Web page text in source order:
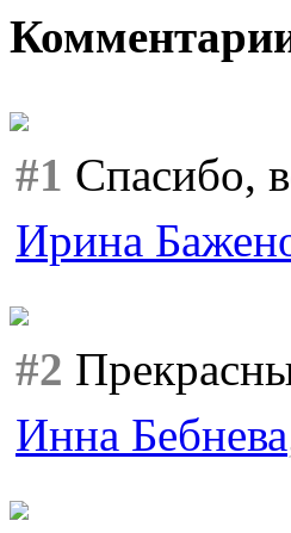
#1 Спасибо,
Ирина
#2
Инна Бебнева